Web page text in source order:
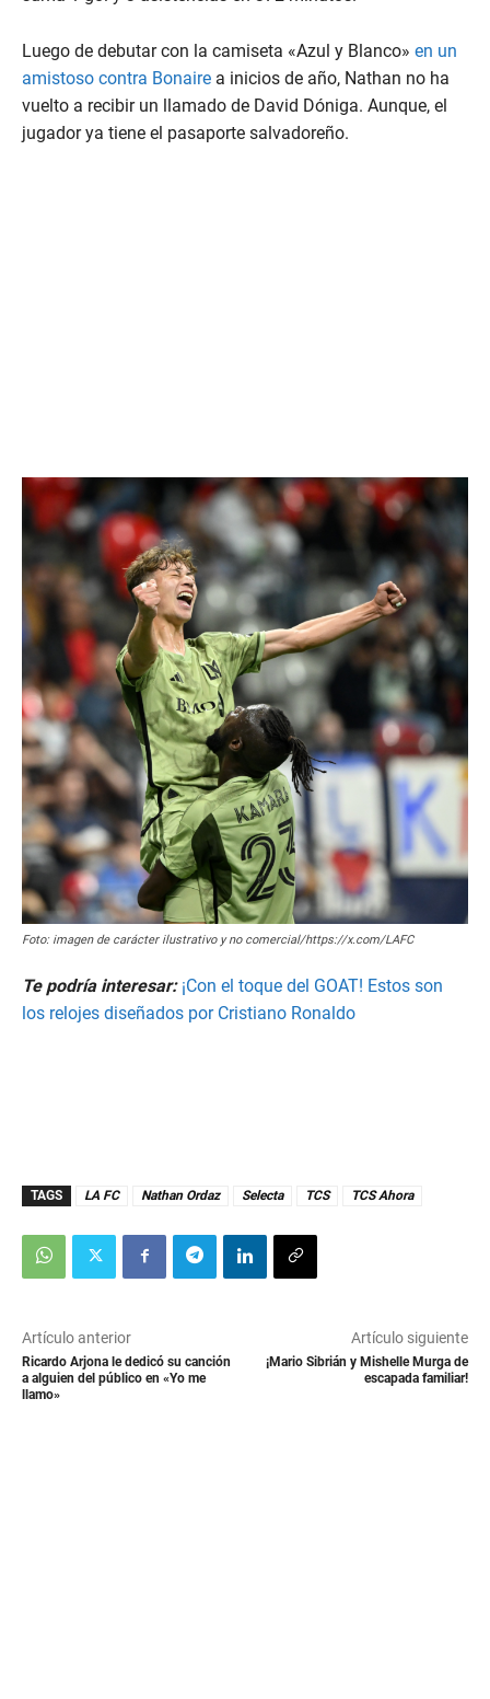
Luego de debutar con la camiseta «Azul y Blanco» en un
amistoso contra Bonaire a inicios de año, Nathan no ha
vuelto a recibir un llamado de David Dóniga. Aunque, el
jugador ya tiene el pasaporte salvadoreño.
Foto: imagen de carácter ilustrativo y no comercial/https://x.com/LAFC
Te podría interesar: ¡Con el toque del GOAT! Estos son
los relojes diseñados por Cristiano Ronaldo
TAGS LA FC Nathan Ordaz Selecta TCS TCS Ahora
Artículo anterior
Ricardo Arjona le dedicó su canción
a alguien del público en «Yo me
llamo»
Artículo siguiente
¡Mario Sibrián y Mishelle Murga de
escapada familiar!